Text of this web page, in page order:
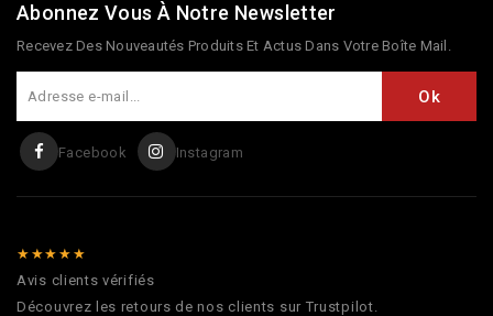
Abonnez Vous À Notre Newsletter
Recevez Des Nouveautés Produits Et Actus Dans Votre Boîte Mail.
Facebook Instagram
★★★★★
Avis clients vérifiés
Découvrez les retours de nos clients sur Trustpilot.